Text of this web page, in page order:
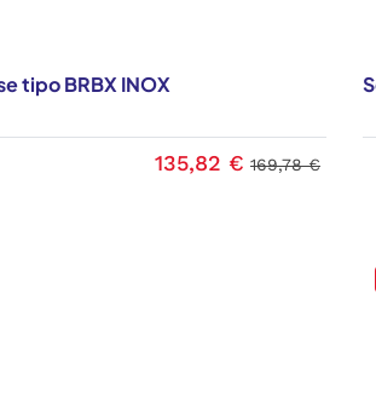
tipo BRBX INOX
135,82 € 169,78 €